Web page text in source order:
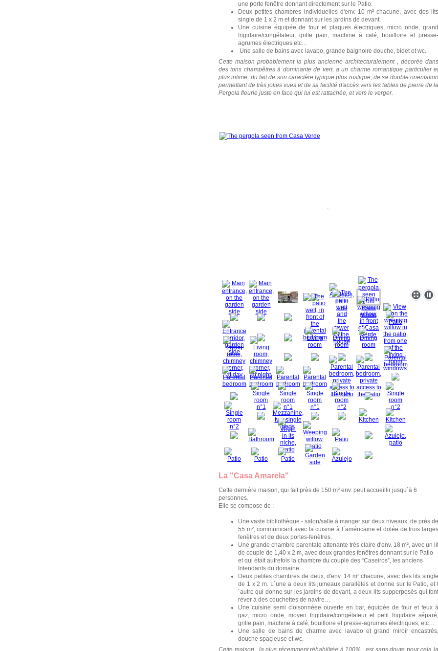
une porte fenêtre donnant directement sur le Patio.
Deux petites chambres individuelles d'env. 10 m² chacune, avec des lits
single de 1 x 2 m et donnant sur les jardins de devant.
Une cuisine équipée de four et plaques électriques, micro onde, grand
frigidaire/congélateur, grille pain, machine à café, bouilloire et presse-
agrumes électriques etc…
Une salle de bains avec lavabo, grande baignoire douche, bidet et wc.
Cette maison probablement la plus ancienne architecturalement , décorée dans
des tons champêtres à dominante de vert, a un charme romantique particulier et
plus intime, du fait de son caractère typique plus rustique, de sa double orientation
permettant de très jolies vues et de sa facilité d'accès vers les tables de pierre de la
Pergola fleurie juste en face qui lui est rattachée, et vers le verger.
La "Casa Amarela"
Cette dernière maison, qui fait près de 150 m² env. peut accueillir jusqu´à 6
personnes.
Elle se compose de :
Une vaste bibliothèque - salon/salle à manger sur deux niveaux, de près de
55 m², communicant avec la cuisine à l´américaine et dotée de trois larges
fenètres et de deux portes-fenètres.
Une grande chambre parentale attenante très claire d'env. 18 m², avec un lit
de couple de 1,40 x 2 m, avec deux grandes fenêtres donnant sur le Patio
et qui était autrefois la chambre du couple des “Caseiros”, les anciens
Intendants du domaine.
Deux petites chambres de deux, d'env. 14 m² chacune, avec des lits single
de 1 x 2 m. L´une a deux lits jumeaux parallèles et donne sur le Patio, et l
´autre qui donne sur les jardins de devant, a deux lits supperposés qui font
rèver à des couchettes de navire…
Une cuisine semi cloisonnéee ouverte en bar, équipée de four et feux à
gaz, micro onde, moyen frigidaire/congélateur et petit frigidaire séparé,
grille pain, machine à café, bouilloire et presse-agrumes électriques, etc…
Une salle de bains de charme avec lavabo et grand miroir encastrés,
douche spaçieuse et wc.
Cette maison , la plus récemment réhabilitée à 100% , est sans doute pour cela la